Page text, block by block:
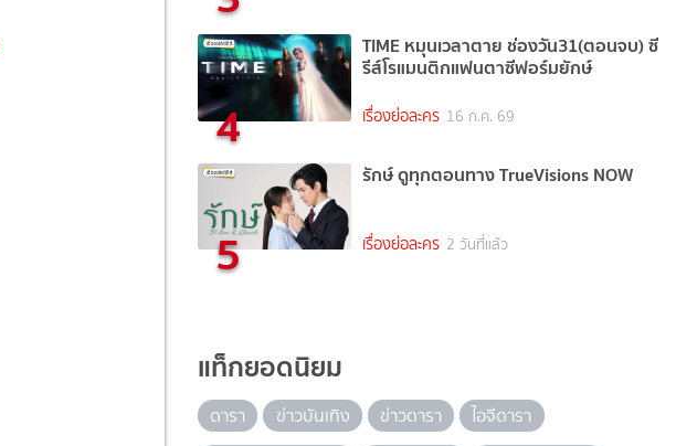
4
TIME หมุนเวลาตาย ช่องวัน31(ตอนจบ) ซี
รีส์โรแมนติกแฟนตาซีฟอร์มยักษ์
เรื่องย่อละคร 16 ก.ค. 69
5
รักษ์ ดูทุกตอนทาง TrueVisions NOW
เรื่องย่อละคร 2 วันที่แล้ว
แท็กยอดนิยม
ดารา ข่าวบันเทิง ข่าวดารา
ไอจีดารา